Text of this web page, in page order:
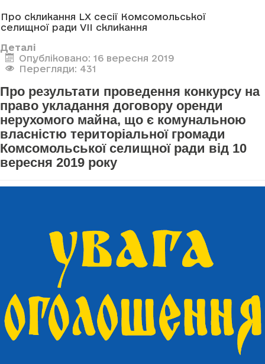
Про скликання LX сесії Комсомольської
селищної ради VII скликання
Деталі
Опубліковано: 16 вересня 2019
Перегляди: 431
Про результати проведення конкурсу на
право укладання договору оренди
нерухомого майна, що є комунальною
власністю територіальної громади
Комсомольської селищної ради від 10
вересня 2019 року